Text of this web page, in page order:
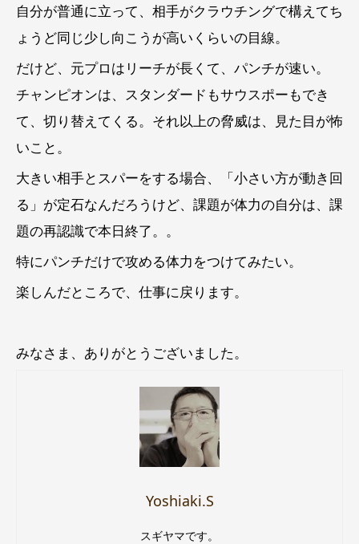
自分が普通に立って、相手がクラウチングで構えてち
ょうど同じ少し向こうが高いくらいの目線。
だけど、元プロはリーチが長くて、パンチが速い。
チャンピオンは、スタンダードもサウスポーもでき
て、切り替えてくる。それ以上の脅威は、見た目が怖
いこと。
大きい相手とスパーをする場合、「小さい方が動き回
る」が定石なんだろうけど、課題が体力の自分は、課
題の再認識で本日終了。。
特にパンチだけで攻める体力をつけてみたい。
楽しんだところで、仕事に戻ります。
みなさま、ありがとうございました。
Yoshiaki.S
スギヤマです。